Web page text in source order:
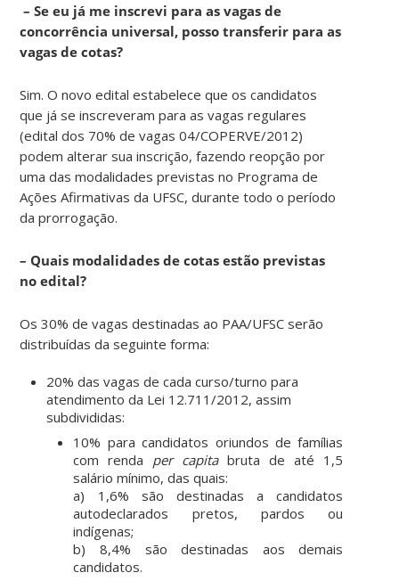
– Se eu já me inscrevi para as vagas de
concorrência universal, posso transferir para as
vagas de cotas?
Sim. O novo edital estabelece que os candidatos
que já se inscreveram para as vagas regulares
(edital dos 70% de vagas 04/COPERVE/2012)
podem alterar sua inscrição, fazendo reopção por
uma das modalidades previstas no Programa de
Ações Afirmativas da UFSC, durante todo o período
da prorrogação.
– Quais modalidades de cotas estão previstas
no edital?
Os 30% de vagas destinadas ao PAA/UFSC serão
distribuídas da seguinte forma:
20% das vagas de cada curso/turno para
atendimento da Lei 12.711/2012, assim
subdivididas:
10% para candidatos oriundos de famílias
com renda per capitabruta de até 1,5
salário mínimo, das quais:
a) 1,6% são destinadas a candidatos
autodeclarados pretos, pardos ou
indígenas;
b) 8,4% são destinadas aos demais
candidatos.